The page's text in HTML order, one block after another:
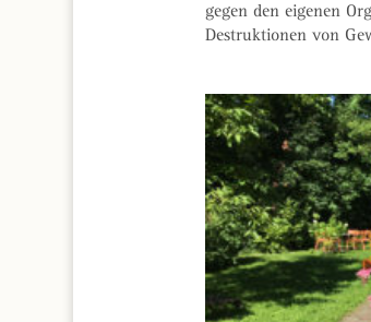
gegen den eigenen
Destruktionen von